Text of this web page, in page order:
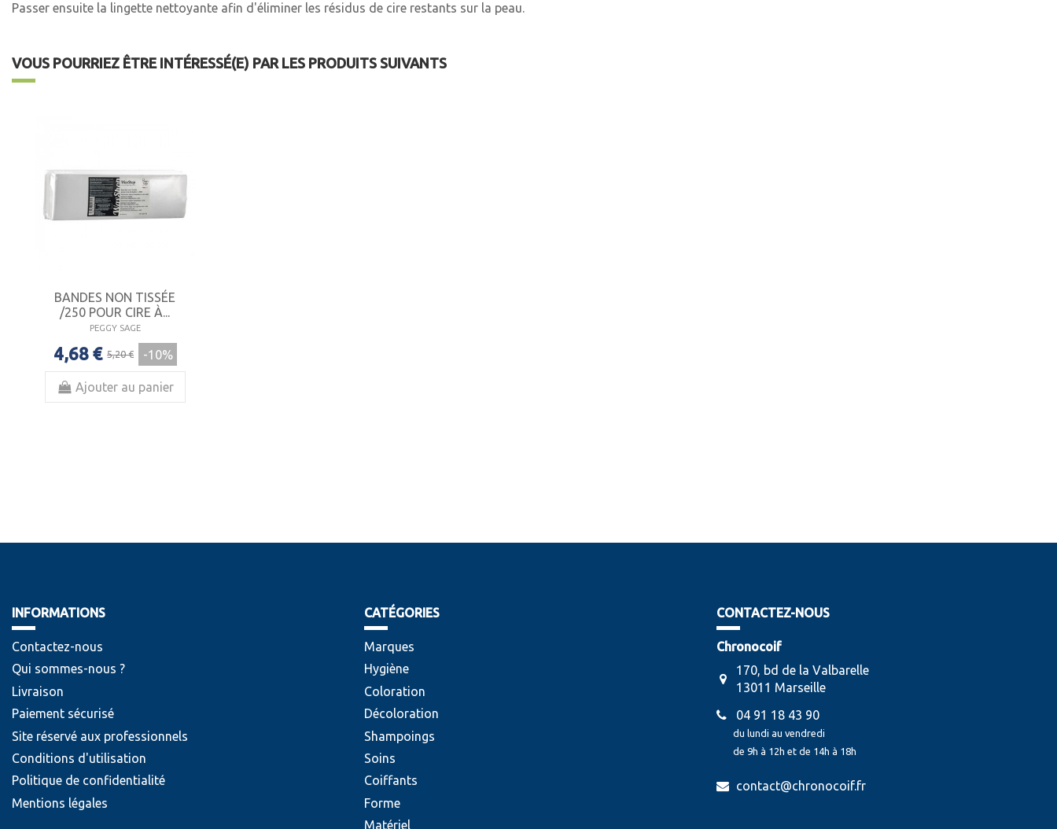
Passer ensuite la lingette nettoyante afin d'éliminer les résidus de cire restants sur la peau.
VOUS POURRIEZ ÊTRE INTÉRESSÉ(E) PAR LES PRODUITS SUIVANTS
BANDES NON TISSÉE
/250 POUR CIRE À...
PEGGY SAGE
4,68 € 5,20 € -10%
Ajouter au panier
INFORMATIONS
Contactez-nous
Qui sommes-nous ?
Livraison
Paiement sécurisé
Site réservé aux professionnels
Conditions d'utilisation
Politique de confidentialité
Mentions légales
CATÉGORIES
Marques
Hygiène
Coloration
Décoloration
Shampoings
Soins
Coiffants
Forme
Matériel
CONTACTEZ-NOUS
Chronocoif
170, bd de la Valbarelle
13011 Marseille
04 91 18 43 90
du lundi au vendredi
de 9h à 12h et de 14h à 18h
contact@chronocoif.fr